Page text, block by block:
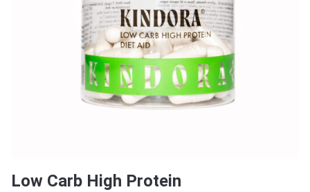
Low Carb High Protein